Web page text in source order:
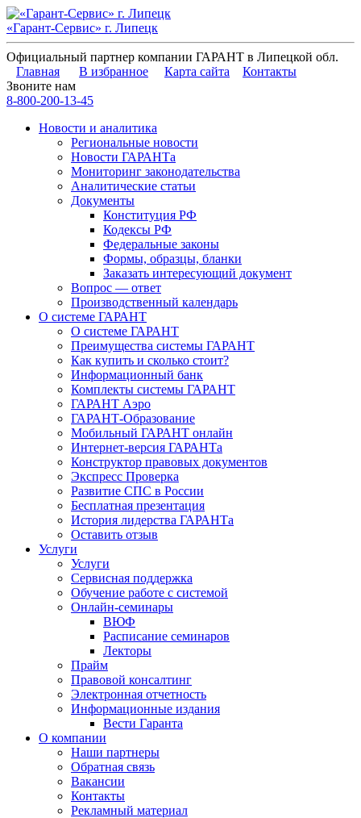
«Гарант-Сервис» г. Липецк
Официальный партнер компании ГАРАНТ в Липецкой обл.
Главная
В избранное Карта сайта
Контакты
Звоните нам
8-800-200-13-45
Новости и аналитика
Региональные новости
Новости ГАРАНТа
Мониторинг законодательства
Аналитические статьи
Документы
Конституция РФ
Кодексы РФ
Федеральные законы
Формы, образцы, бланки
Заказать интересующий документ
Вопрос — ответ
Производственный календарь
О системе ГАРАНТ
О системе ГАРАНТ
Преимущества системы ГАРАНТ
Как купить и сколько стоит?
Информационный банк
Комплекты системы ГАРАНТ
ГАРАНТ Аэро
ГАРАНТ-Образование
Мобильный ГАРАНТ онлайн
Интернет-версия ГАРАНТа
Конструктор правовых документов
Экспресс Проверка
Развитие СПС в России
Бесплатная презентация
История лидерства ГАРАНТа
Оставить отзыв
Услуги
Услуги
Сервисная поддержка
Обучение работе с системой
Онлайн-семинары
ВЮФ
Расписание семинаров
Лекторы
Прайм
Правовой консалтинг
Электронная отчетность
Информационные издания
Вести Гаранта
О компании
Наши партнеры
Обратная связь
Вакансии
Контакты
Рекламный материал